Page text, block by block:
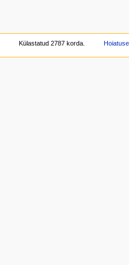
Külastatud 2787 korda.